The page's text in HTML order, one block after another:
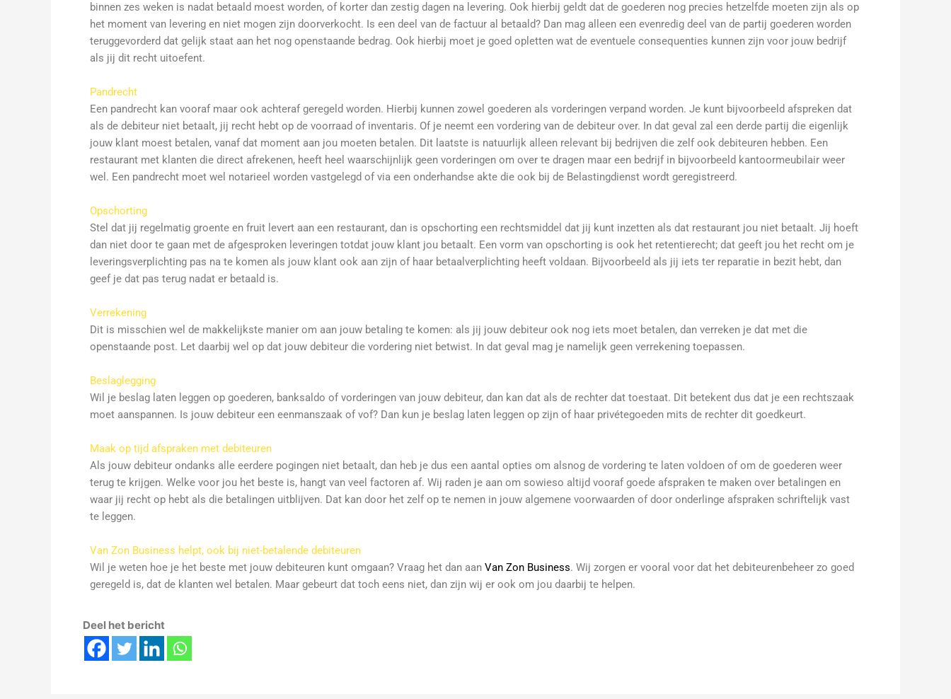
binnen zes weken is nadat betaald moest worden, of korter dan zestig dagen na levering. Ook hierbij geldt dat de goederen nog precies hetzelfde moeten zijn als op
het moment van levering en niet mogen zijn doorverkocht. Is een deel van de factuur al betaald? Dan mag alleen een evenredig deel van de partij goederen worden
teruggevorderd dat gelijk staat aan het nog openstaande bedrag. Ook hierbij moet je goed opletten wat de eventuele consequenties kunnen zijn voor jouw bedrijf
als jij dit recht uitoefent.
Pandrecht
Een pandrecht kan vooraf maar ook achteraf geregeld worden. Hierbij kunnen zowel goederen als vorderingen verpand worden. Je kunt bijvoorbeeld afspreken dat
als de debiteur niet betaalt, jij recht hebt op de voorraad of inventaris. Of je neemt een vordering van de debiteur over. In dat geval zal een derde partij die eigenlijk
jouw klant moest betalen, vanaf dat moment aan jou moeten betalen. Dit laatste is natuurlijk alleen relevant bij bedrijven die zelf ook debiteuren hebben. Een
restaurant met klanten die direct afrekenen, heeft heel waarschijnlijk geen vorderingen om over te dragen maar een bedrijf in bijvoorbeeld kantoormeubilair weer
wel. Een pandrecht moet wel notarieel worden vastgelegd of via een onderhandse akte die ook bij de Belastingdienst wordt geregistreerd.
Opschorting
Stel dat jij regelmatig groente en fruit levert aan een restaurant, dan is opschorting een rechtsmiddel dat jij kunt inzetten als dat restaurant jou niet betaalt. Jij hoeft
dan niet door te gaan met de afgesproken leveringen totdat jouw klant jou betaalt. Een vorm van opschorting is ook het retentierecht; dat geeft jou het recht om je
leveringsverplichting pas na te komen als jouw klant ook aan zijn of haar betaalverplichting heeft voldaan. Bijvoorbeeld als jij iets ter reparatie in bezit hebt, dan
geef je dat pas terug nadat er betaald is.
Verrekening
Dit is misschien wel de makkelijkste manier om aan jouw betaling te komen: als jij jouw debiteur ook nog iets moet betalen, dan verreken je dat met die
openstaande post. Let daarbij wel op dat jouw debiteur die vordering niet betwist. In dat geval mag je namelijk geen verrekening toepassen.
Beslaglegging
Wil je beslag laten leggen op goederen, banksaldo of vorderingen van jouw debiteur, dan kan dat als de rechter dat toestaat. Dit betekent dus dat je een rechtszaak
moet aanspannen. Is jouw debiteur een eenmanszaak of vof? Dan kun je beslag laten leggen op zijn of haar privétegoeden mits de rechter dit goedkeurt.
Maak op tijd afspraken met debiteuren
Als jouw debiteur ondanks alle eerdere pogingen niet betaalt, dan heb je dus een aantal opties om alsnog de vordering te laten voldoen of om de goederen weer
terug te krijgen. Welke voor jou het beste is, hangt van veel factoren af. Wij raden je aan om sowieso altijd vooraf goede afspraken te maken over betalingen en
waar jij recht op hebt als die betalingen uitblijven. Dat kan door het zelf op te nemen in jouw algemene voorwaarden of door onderlinge afspraken schriftelijk vast
te leggen.
Van Zon Business helpt, ook bij niet-betalende debiteuren
Wil je weten hoe je het beste met jouw debiteuren kunt omgaan? Vraag het dan aan Van Zon Business. Wij zorgen er vooral voor dat het debiteurenbeheer zo goed
geregeld is, dat de klanten wel betalen. Maar gebeurt dat toch eens niet, dan zijn wij er ook om jou daarbij te helpen.
Deel het bericht